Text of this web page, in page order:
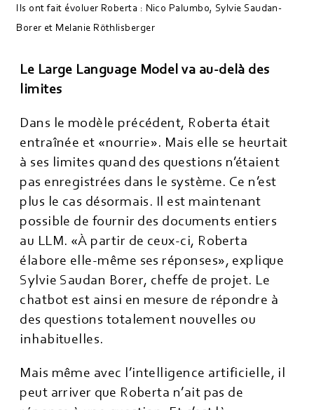
Ils ont fait évoluer Roberta : Nico Palumbo, Sylvie Saudan-
Borer et Melanie Röthlisberger
Le Large Language Model va au-delà des
limites
Dans le modèle précédent, Roberta était
entraînée et «nourrie». Mais elle se heurtait
à ses limites quand des questions n’étaient
pas enregistrées dans le système. Ce n’est
plus le cas désormais. Il est maintenant
possible de fournir des documents entiers
au LLM. «À partir de ceux-ci, Roberta
élabore elle-même ses réponses», explique
Sylvie Saudan Borer, cheffe de projet. Le
chatbot est ainsi en mesure de répondre à
des questions totalement nouvelles ou
inhabituelles.
Mais même avec l’intelligence artificielle, il
peut arriver que Roberta n’ait pas de